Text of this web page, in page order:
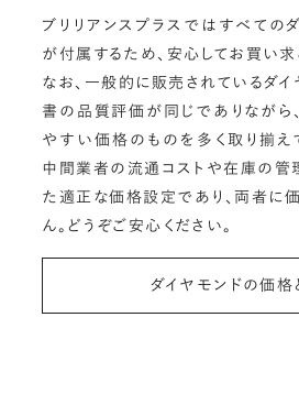
ブリリアンスプラスではすべての
が付属するため、安心してお買い求
なお、一般的に販売されているダイ
書の品質評価が同じでありながら
やすい価格のものを多く取り揃え
中間業者の流通コストや在庫の管
た適正な価格設定であり、両者に
ん。どうぞご安心ください。
ダイヤモンドの価格